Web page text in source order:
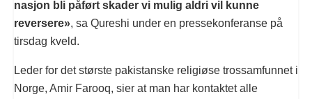
nasjon bli påført skader vi mulig aldri vil kunne
reversere», sa Qureshi under en pressekonferanse på
tirsdag kveld.
Leder for det største pakistanske religiøse trossamfunnet i
Norge, Amir Farooq, sier at man har kontaktet alle